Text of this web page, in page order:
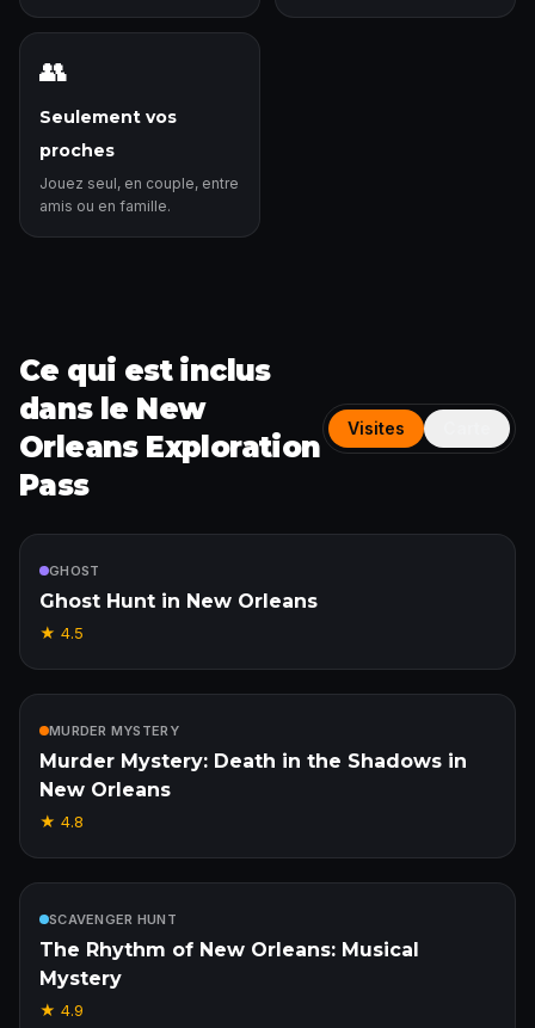
👥
Seulement vos
proches
Jouez seul, en couple, entre
amis ou en famille.
Ce qui est inclus
dans le New
Orleans Exploration
Pass
Visites
GHOST
Ghost Hunt in New Orleans
★ 4.5
MURDER MYSTERY
Murder Mystery: Death in the Shadows in
New Orleans
★ 4.8
SCAVENGER HUNT
The Rhythm of New Orleans: Musical
Mystery
★ 4.9